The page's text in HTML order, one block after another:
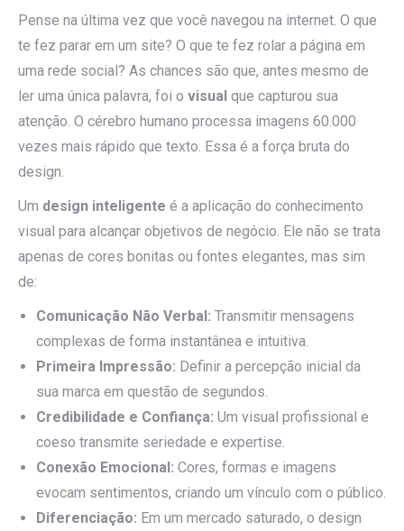
Pense na última vez que você navegou na internet. O que
te fez parar em um site? O que te fez rolar a página em
uma rede social? As chances são que, antes mesmo de
ler uma única palavra, foi o visual que capturou sua
atenção. O cérebro humano processa imagens 60.000
vezes mais rápido que texto. Essa é a força bruta do
design.
Um design inteligente é a aplicação do conhecimento
visual para alcançar objetivos de negócio. Ele não se trata
apenas de cores bonitas ou fontes elegantes, mas sim
de:
Comunicação Não Verbal: Transmitir mensagens
complexas de forma instantânea e intuitiva.
Primeira Impressão: Definir a percepção inicial da
sua marca em questão de segundos.
Credibilidade e Confiança: Um visual profissional e
coeso transmite seriedade e expertise.
Conexão Emocional: Cores, formas e imagens
evocam sentimentos, criando um vínculo com o público.
Diferenciação: Em um mercado saturado, o design